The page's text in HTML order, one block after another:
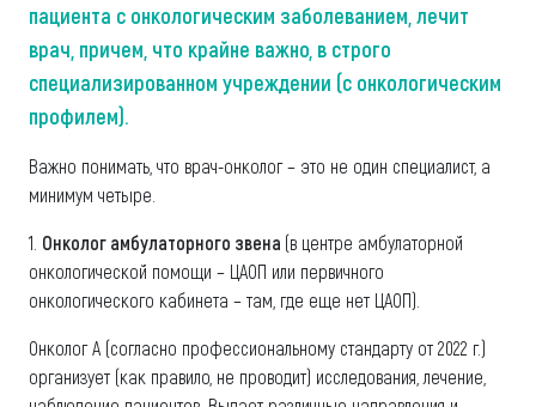
пациента с онкологическим заболеванием, лечит
врач, причем, что крайне важно, в строго
специализированном учреждении (с онкологическим
профилем).
Важно понимать, что врач-онколог – это не один специалист, а
минимум четыре.
1. Онколог амбулаторного звена (в центре амбулаторной
онкологической помощи – ЦАОП или первичного
онкологического кабинета – там, где еще нет ЦАОП).
Онколог А (согласно профессиональному стандарту от 2022 г.)
организует (как правило, не проводит) исследования, лечение,